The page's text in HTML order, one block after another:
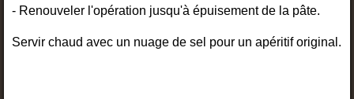
- Renouveler l'opération jusqu'à épuisement de la pâte.
Servir chaud avec un nuage de sel pour un apéritif original.